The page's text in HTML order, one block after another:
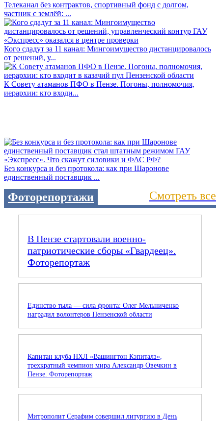
Телеканал без контрактов, спортивный фонд с долгом,
частник с землёй: ...
Кого сдадут за 11 канал: Мингоимущество дистанцировалось
от решений, у...
К Совету атаманов ПФО в Пензе. Погоны, полномочия,
иерархии: кто входи...
Без конкурса и без протокола: как при Шаронове
единственный поставщик ...
Фоторепортажи Смотреть все
В Пензе стартовали военно-
патриотические сборы «Гвардеец».
Фоторепортаж
Единство тыла — сила фронта: Олег Мельниченко
наградил волонтеров Пензенской области
Капитан клуба НХЛ «Вашингтон Кэпиталз»,
трехкратный чемпион мира Александр Овечкин в
Пензе. Фоторепортаж
Митрополит Серафим совершил литургию в День